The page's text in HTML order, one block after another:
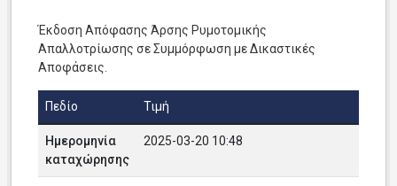
Έκδοση Απόφασης Άρσης Ρυμοτομικής
Απαλλοτρίωσης σε Συμμόρφωση με Δικαστικές
Αποφάσεις.
Πεδίο Τιμή
Ημερομηνία
καταχώρησης
2025-03-20 10:48